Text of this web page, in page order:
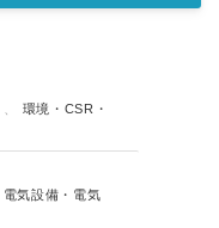
、 環境・CSR・
電気設備・電気